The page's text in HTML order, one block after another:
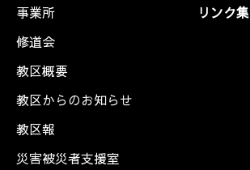
事業所
修道会
教区概要
教区からのお知らせ
教区報
災害被災者支援室
リンク集